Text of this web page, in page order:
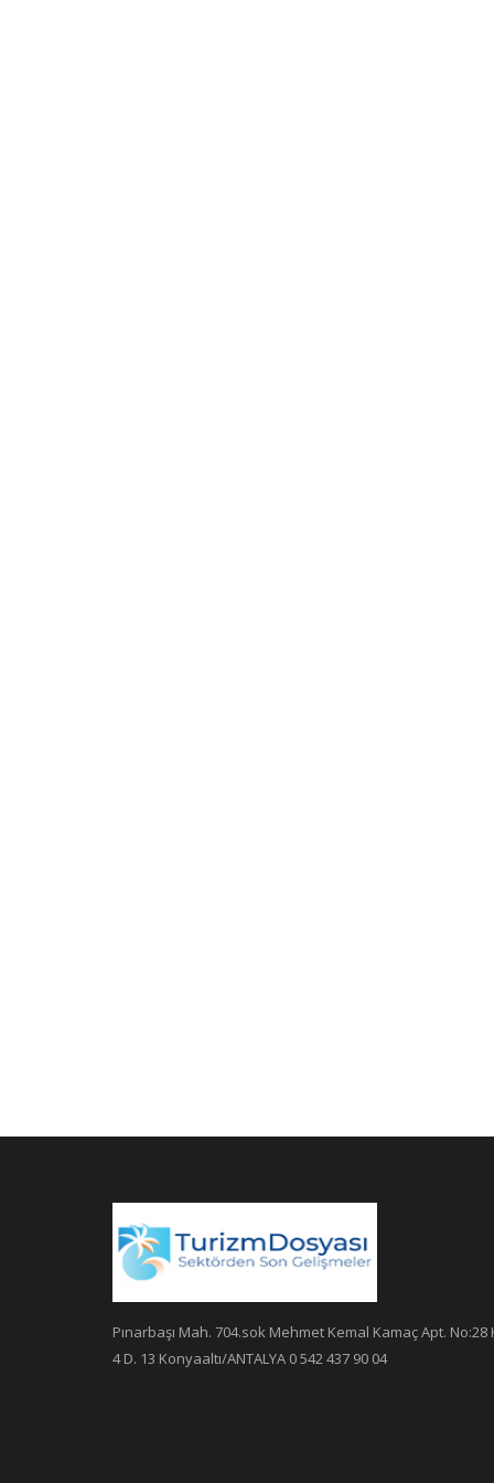
Pınarbaşı Mah. 704.sok Mehmet Kemal Kamaç Apt. No:28
4 D. 13 Konyaaltı/ANTALYA 0 542 437 90 04